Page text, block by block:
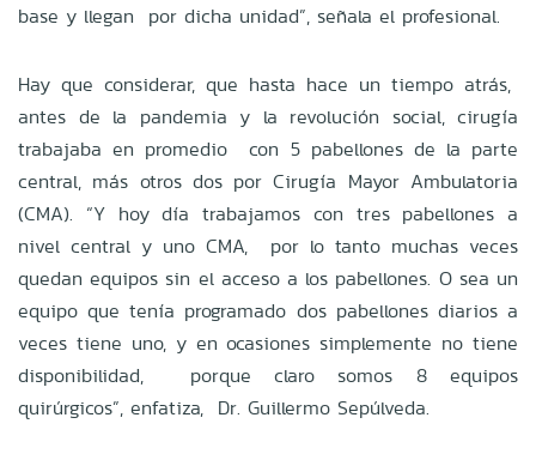
base y llegan por dicha unidad”, señala el profesional.
Hay que considerar, que hasta hace un tiempo atrás,
antes de la pandemia y la revolución social, cirugía
trabajaba en promedio con 5 pabellones de la parte
central, más otros dos por Cirugía Mayor Ambulatoria
(CMA). “Y hoy día trabajamos con tres pabellones a
nivel central y uno CMA, por lo tanto muchas veces
quedan equipos sin el acceso a los pabellones. O sea un
equipo que tenía programado dos pabellones diarios a
veces tiene uno, y en ocasiones simplemente no tiene
disponibilidad, porque claro somos 8 equipos
quirúrgicos”, enfatiza, Dr. Guillermo Sepúlveda.